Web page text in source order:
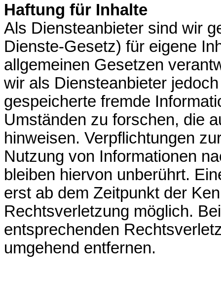
Haftung für Inhalte
Als Diensteanbieter sind wir
Dienste-Gesetz) für eigene
allgemeinen Gesetzen
wir als Diensteanbieter
gespeicherte fremde
Umständen zu forschen, die
hinweisen. Verpflichtungen
Nutzung von Informationen
bleiben hiervon unberührt.
erst ab dem Zeitpunkt der
Rechtsverletzung möglich.
entsprechenden
umgehend entfernen.